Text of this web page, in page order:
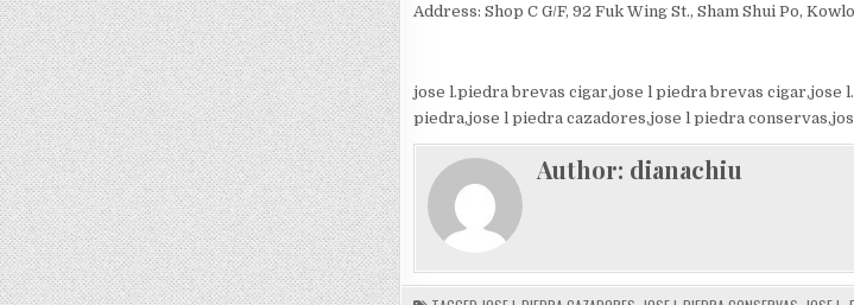
Address: Shop C G/F, 92 Fuk Wing St., Sham Shui Po,
jose l.piedra brevas cigar,jose l piedra brevas cigar,jose
piedra,jose l piedra cazadores,jose l piedra
Author: dianachiu